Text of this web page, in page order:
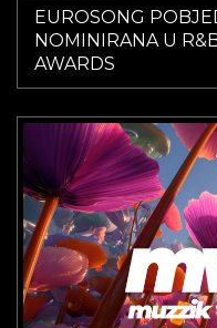
EUROSONG
NOMINIRANA U
AWARDS